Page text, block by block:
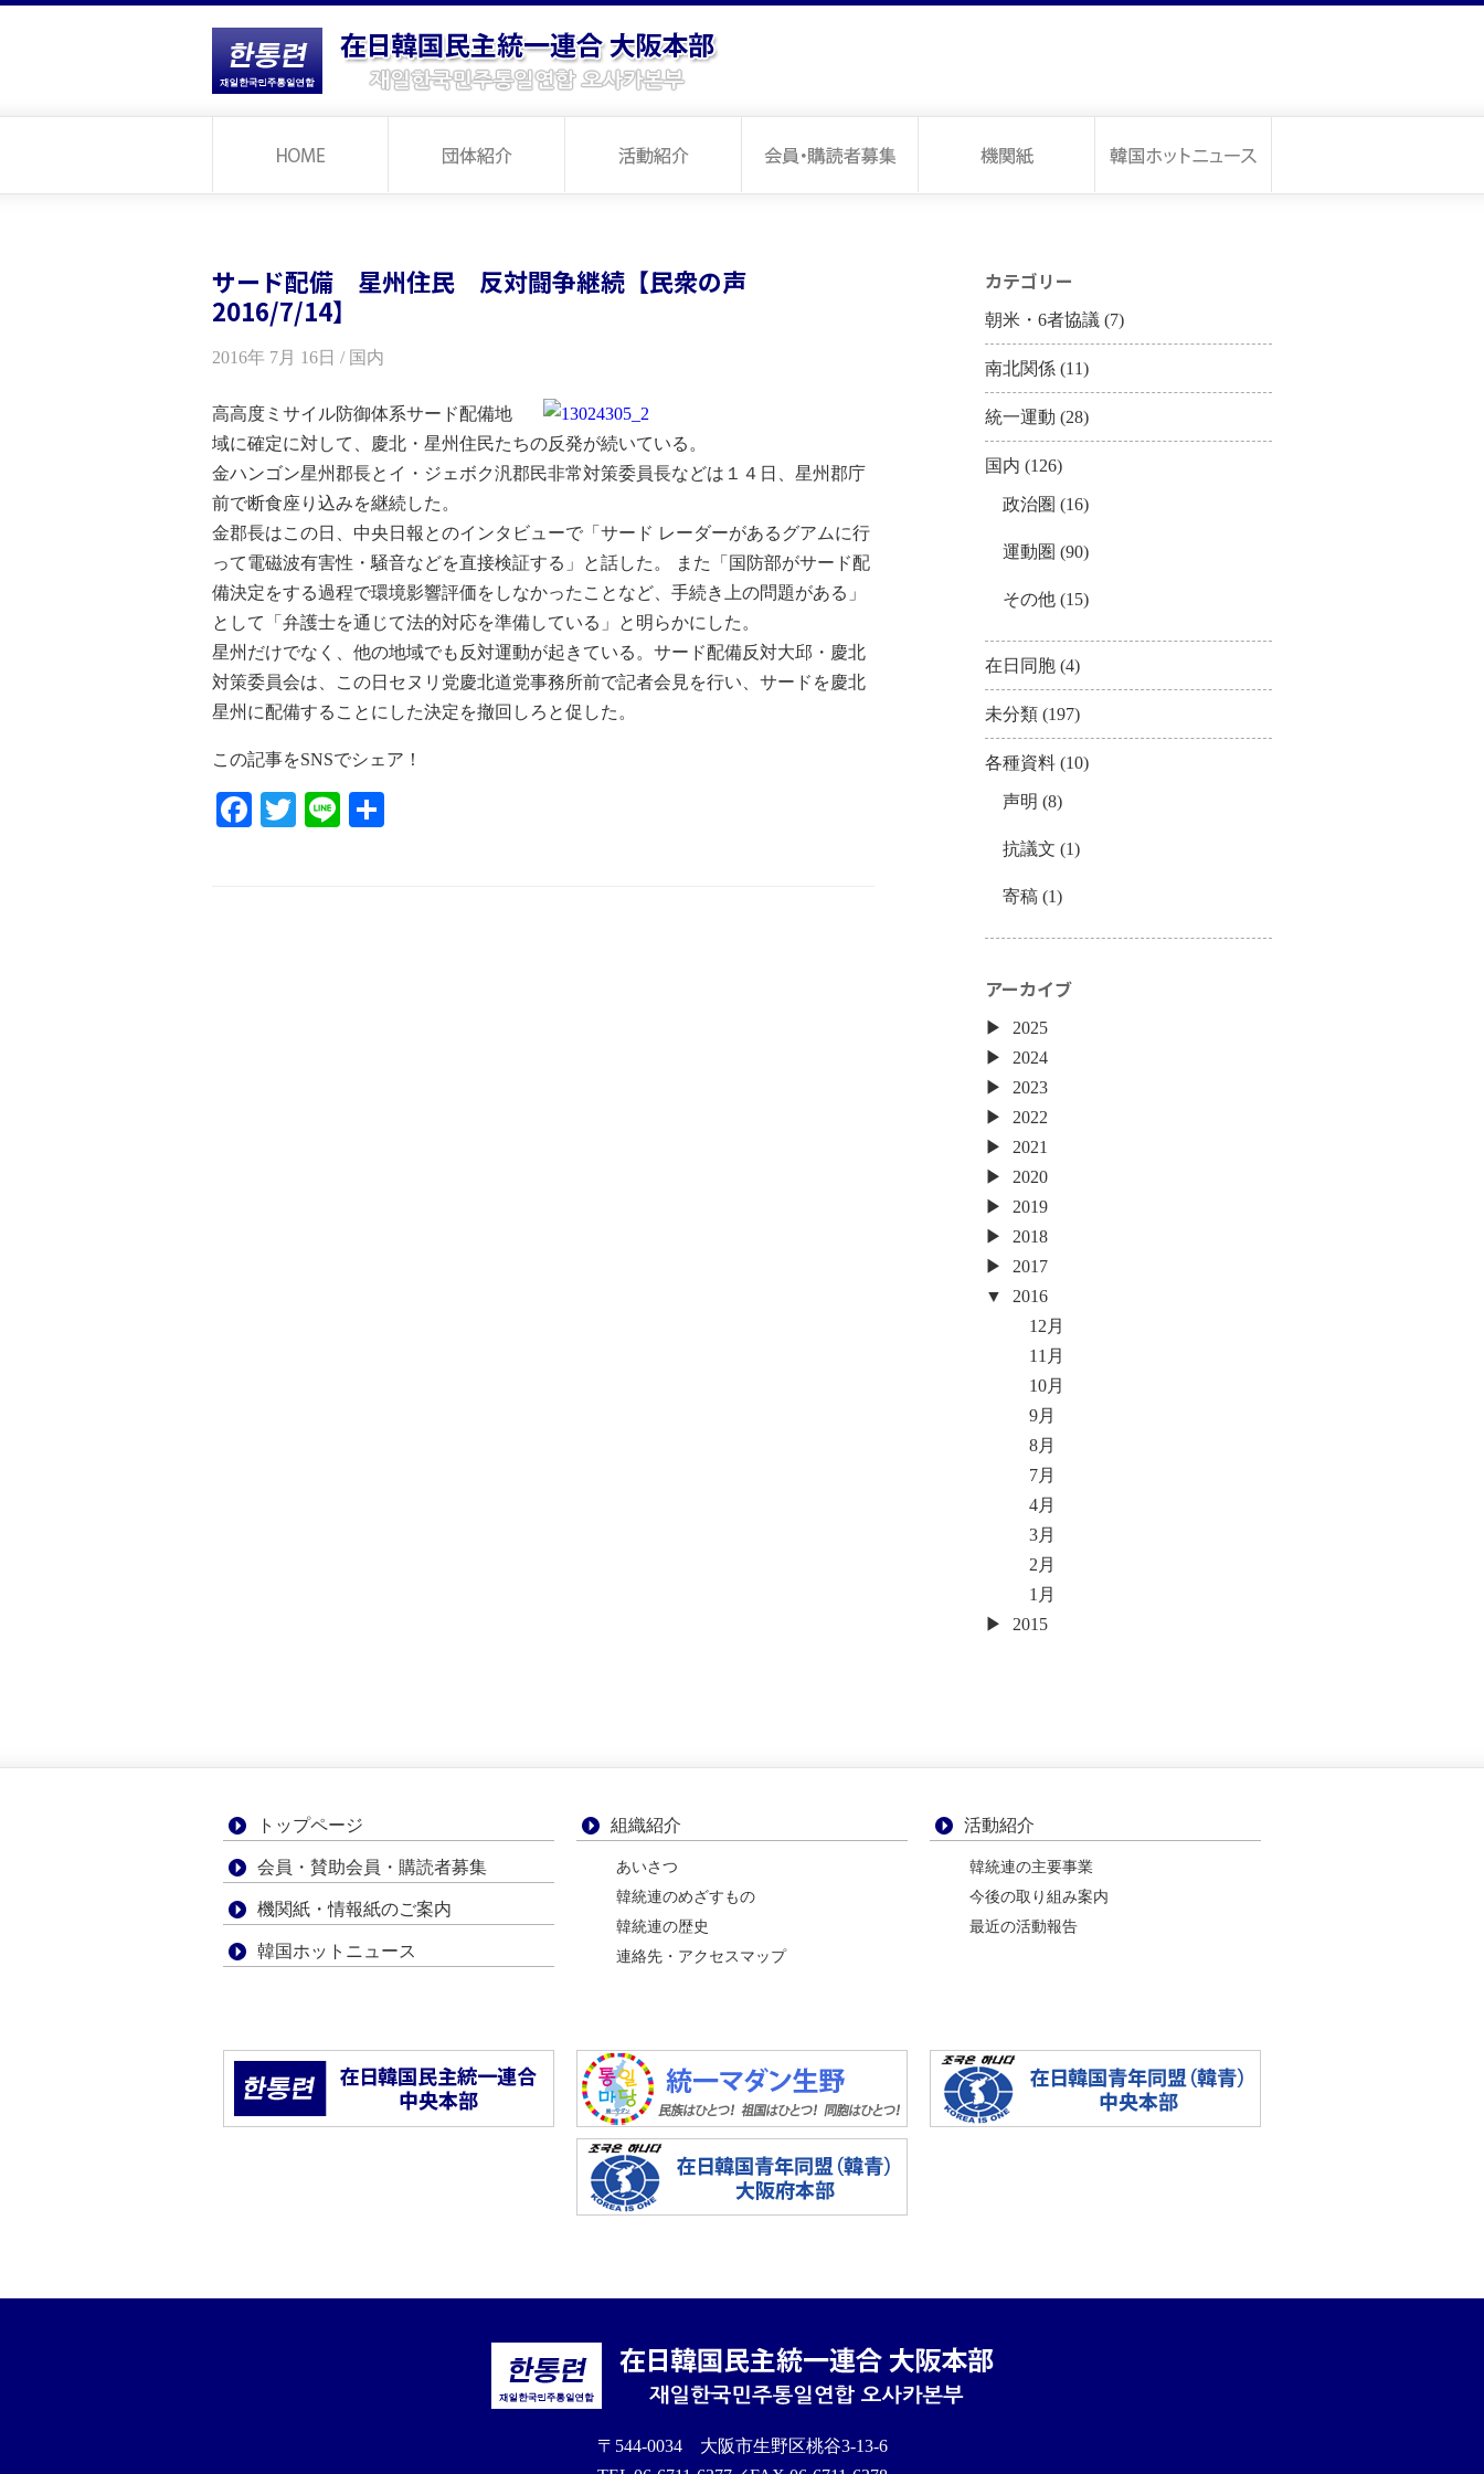
サード配備 星州住民 反対闘争継続【民衆の声
2016/7/14】
2016年 7月 16日 / 国内
高高度ミサイル防御体系サード配備地
域に確定に対して、慶北・星州住民たちの反発が続いている。
金ハンゴン星州郡長とイ・ジェボク汎郡民非常対策委員長などは１４日、星州郡庁
前で断食座り込みを継続した。
金郡長はこの日、中央日報とのインタビューで「サード レーダーがあるグアムに行
って電磁波有害性・騒音などを直接検証する」と話した。 また「国防部がサード配
備決定をする過程で環境影響評価をしなかったことなど、手続き上の問題がある」
として「弁護士を通じて法的対応を準備している」と明らかにした。
星州だけでなく、他の地域でも反対運動が起きている。サード配備反対大邱・慶北
対策委員会は、この日セヌリ党慶北道党事務所前で記者会見を行い、サードを慶北
星州に配備することにした決定を撤回しろと促した。
この記事をSNSでシェア！
Facebook
Twitter
Line
カテゴリー
朝米・6者協議 (7)
南北関係 (11)
統一運動 (28)
国内 (126)
政治圏 (16)
運動圏 (90)
その他 (15)
在日同胞 (4)
未分類 (197)
各種資料 (10)
声明 (8)
抗議文 (1)
寄稿 (1)
アーカイブ
2025
2024
2023
2022
2021
2020
2019
2018
2017
2016
12月
11月
10月
9月
8月
7月
4月
3月
2月
1月
2015
トップページ
会員・賛助会員・購読者募集
機関紙・情報紙のご案内
韓国ホットニュース
組織紹介
あいさつ
韓統連のめざすもの
韓統連の歴史
連絡先・アクセスマップ
活動紹介
韓統連の主要事業
今後の取り組み案内
最近の活動報告
〒544-0034 大阪市生野区桃谷3-13-6